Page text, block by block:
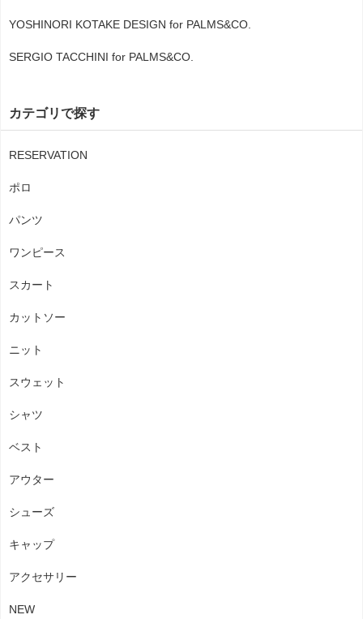
YOSHINORI KOTAKE DESIGN for PALMS&CO.
SERGIO TACCHINI for PALMS&CO.
カテゴリで探す
RESERVATION
ポロ
パンツ
ワンピース
スカート
カットソー
ニット
スウェット
シャツ
ベスト
アウター
シューズ
キャップ
アクセサリー
NEW